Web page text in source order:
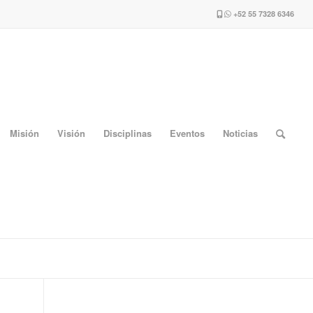
+52 55 7328 6346
Misión Visión Disciplinas Eventos Noticias